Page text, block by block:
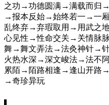
之功→功德圆满→满载而归
→报本反始→始终若一→一
乱终弃→弃瑕取用→用武之
心见性→性命交关→关情脉
舞→舞文弄法→法灸神针→
火热水深→深文峻法→法不
累陌→陌路相逢→逢山开路
→奇珍异玩